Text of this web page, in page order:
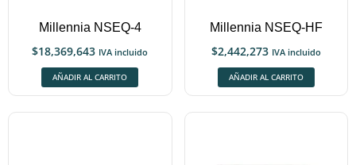
Millennia NSEQ-4
$18,369,643 IVA incluido
AÑADIR AL CARRITO
Millennia NSEQ-HF
$2,442,273 IVA incluido
AÑADIR AL CARRITO